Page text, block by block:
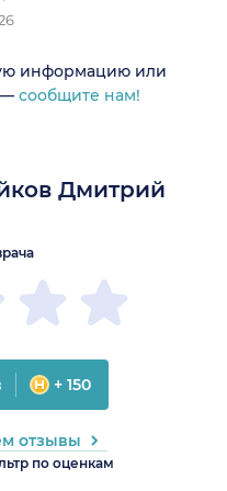
информацию или
— сообщите нам!
Дмитрий
по оценкам
+ 150
отзывы